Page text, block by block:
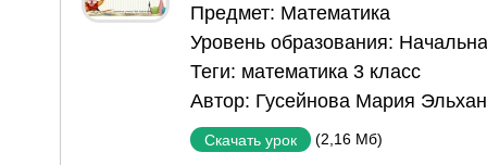
Предмет: Математика
Уровень образования:
Теги: математика 3 класс
Автор: Гусейнова Мария
Скачать урок (2,16 Мб)